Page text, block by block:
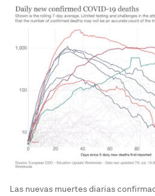
Las nuevas muertes diarias